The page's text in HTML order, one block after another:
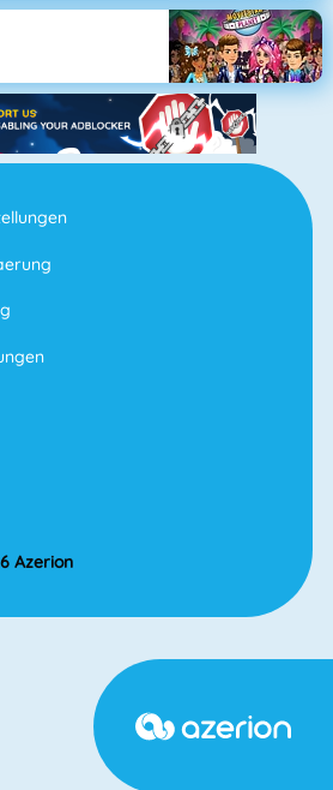
Azerion